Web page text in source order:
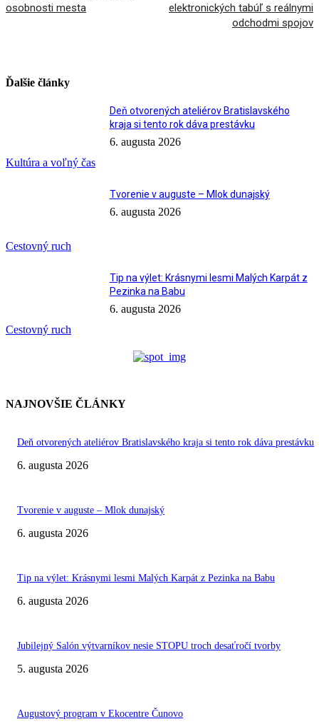
osobnosti mesta
elektronických tabúľ s reálnymi
odchodmi spojov
Ďalšie články
Kultúra a voľný čas
Deň otvorených ateliérov Bratislavského
kraja si tento rok dáva prestávku
6. augusta 2026
Cestovný ruch
Tvorenie v auguste – Mlok dunajský
6. augusta 2026
Cestovný ruch
Tip na výlet: Krásnymi lesmi Malých Karpát z
Pezinka na Babu
6. augusta 2026
NAJNOVŠIE ČLÁNKY
Deň otvorených ateliérov Bratislavského kraja si tento rok dáva prestávku
6. augusta 2026
Tvorenie v auguste – Mlok dunajský
6. augusta 2026
Tip na výlet: Krásnymi lesmi Malých Karpát z Pezinka na Babu
6. augusta 2026
Jubilejný Salón výtvarníkov nesie STOPU troch desaťročí tvorby
5. augusta 2026
Augustový program v Ekocentre Čunovo